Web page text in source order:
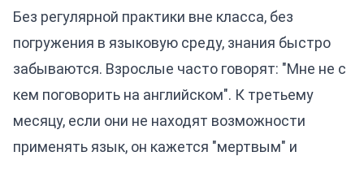
Без регулярной практики вне класса, без
погружения в языковую среду, знания быстро
забываются. Взрослые часто говорят: "Мне не с
кем поговорить на английском". К третьему
месяцу, если они не находят возможности
применять язык, он кажется "мертвым" и